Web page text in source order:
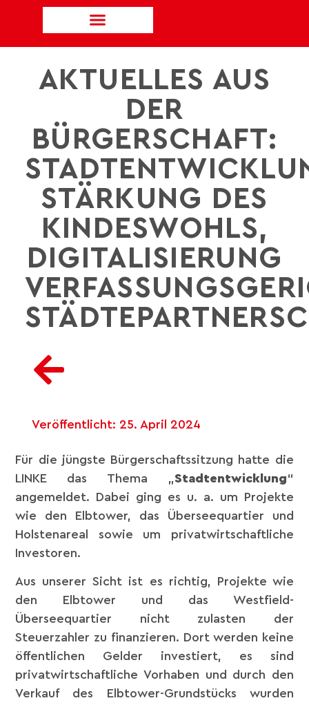
AKTUELLES AUS
DER
BÜRGERSCHAFT:
STÄRKUNG DES
KINDESWOHLS,
DIGITALISIERUNG
Veröffentlicht: 25. April 2024
Für die jüngste Bürgerschaftssitzung hatte die
LINKE das Thema „Stadtentwicklung“
angemeldet. Dabei ging es u. a. um Projekte
wie den Elbtower, das Überseequartier und
Holstenareal sowie um privatwirtschaftliche
Investoren.
Aus unserer Sicht ist es richtig, Projekte wie
den Elbtower und das Westfield-
Überseequartier nicht zulasten der
Steuerzahler zu finanzieren. Dort werden keine
öffentlichen Gelder investiert, es sind
privatwirtschaftliche Vorhaben und durch den
Verkauf des Elbtower-Grundstücks wurden